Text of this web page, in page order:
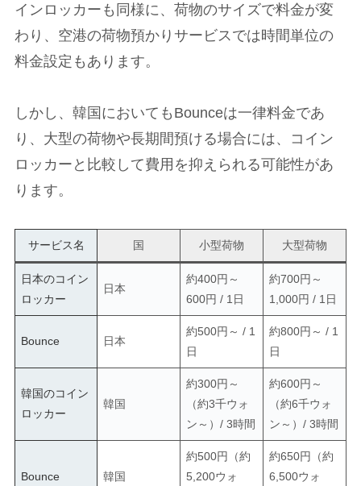
インロッカーも同様に、荷物のサイズで料金が変
わり、空港の荷物預かりサービスでは時間単位の
料金設定もあります。
しかし、韓国においてもBounceは一律料金であ
り、大型の荷物や長期間預ける場合には、コイン
ロッカーと比較して費用を抑えられる可能性があ
ります。
サービス名 国 小型荷物 大型荷物
日本のコイン
ロッカー
日本
約400円～
600円 / 1日
約700円～
1,000円 / 1日
Bounce 日本
約500円～ / 1
日
約800円～ / 1
日
韓国のコイン
ロッカー
韓国
約300円～
（約3千ウォ
ン～）/ 3時間
約600円～
（約6千ウォ
ン～）/ 3時間
Bounce 韓国
約500円（約
5,200ウォ
約650円（約
6,500ウォ